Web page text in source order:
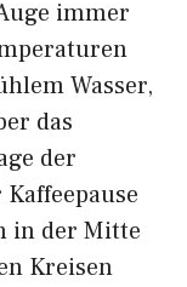
immer
Wasser,
das
der
in der Mitte
Kreisen